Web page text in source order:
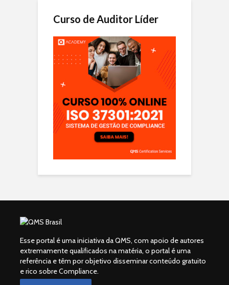
Curso de Auditor Líder
Esse portal é uma iniciativa da QMS, com apoio de autores
extremamente qualificados na matéria, o portal é uma
referência e têm por objetivo disseminar conteúdo gratuito
e rico sobre Compliance.